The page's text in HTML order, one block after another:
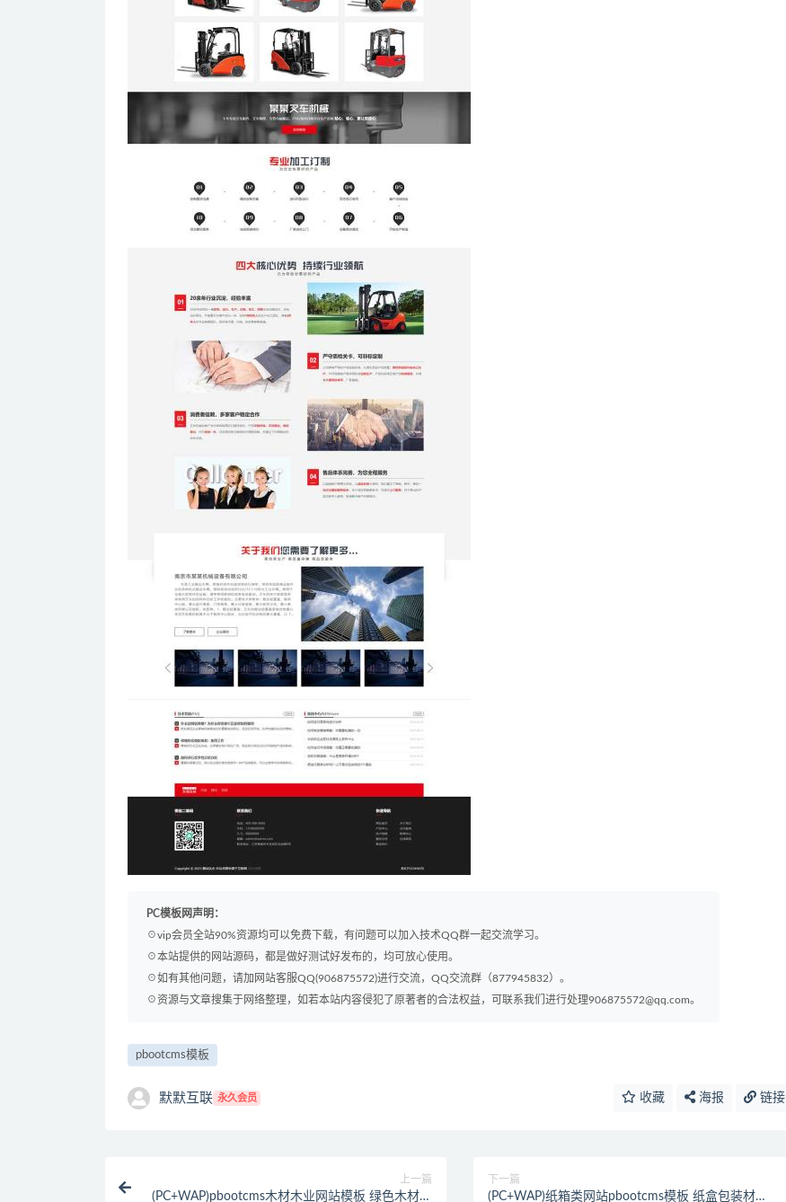
PC模板网声明：
☉vip会员全站90%资源均可以免费下载，有问题可以加入技术QQ群一起交流学习。
☉本站提供的网站源码，都是做好测试好发布的，均可放心使用。
☉如有其他问题，请加网站客服QQ(906875572)进行交流，QQ交流群（877945832）。
☉资源与文章搜集于网络整理，如若本站内容侵犯了原著者的合法权益，可联系我们进行处理906875572@qq.com。
pbootcms模板
默默互联 永久会员 收藏 海报 链接
上一篇
(PC+WAP)pbootcms木材木业网站模板 绿色木材加
下一篇
(PC+WAP)纸箱类网站pbootcms模板 纸盒包装材料